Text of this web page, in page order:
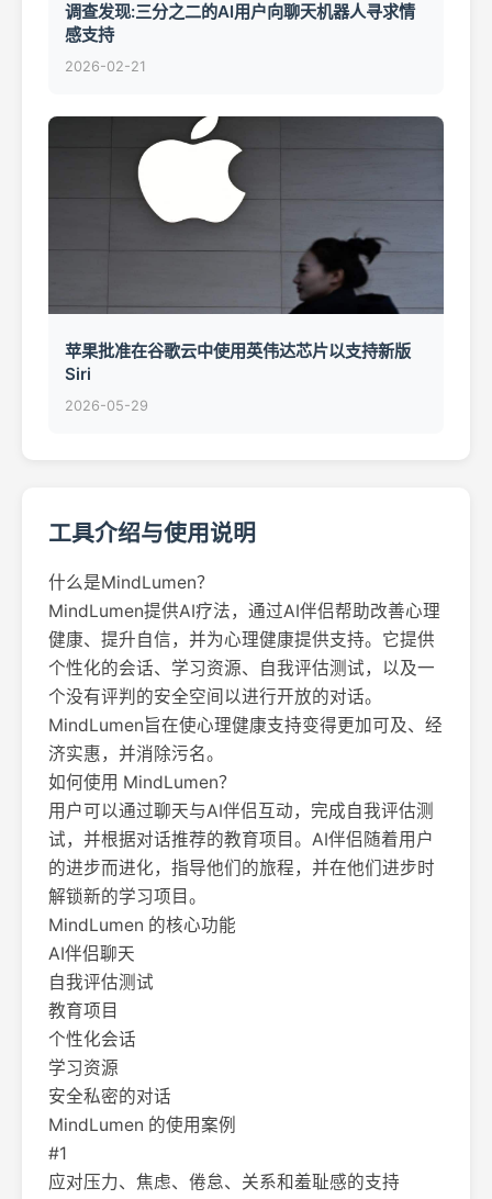
调查发现:三分之二的AI用户向聊天机器人寻求情
感支持
2026-02-21
苹果批准在谷歌云中使用英伟达芯片以支持新版
Siri
2026-05-29
工具介绍与使用说明
什么是MindLumen？
MindLumen提供AI疗法，通过AI伴侣帮助改善心理
健康、提升自信，并为心理健康提供支持。它提供
个性化的会话、学习资源、自我评估测试，以及一
个没有评判的安全空间以进行开放的对话。
MindLumen旨在使心理健康支持变得更加可及、经
济实惠，并消除污名。
如何使用 MindLumen？
用户可以通过聊天与AI伴侣互动，完成自我评估测
试，并根据对话推荐的教育项目。AI伴侣随着用户
的进步而进化，指导他们的旅程，并在他们进步时
解锁新的学习项目。
MindLumen 的核心功能
AI伴侣聊天
自我评估测试
教育项目
个性化会话
学习资源
安全私密的对话
MindLumen 的使用案例
#1
应对压力、焦虑、倦怠、关系和羞耻感的支持